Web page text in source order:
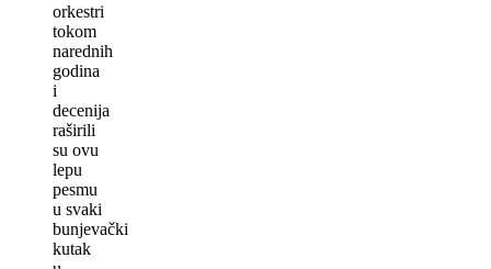
orkestri
tokom
narednih
godina
i
decenija
raširili
su ovu
lepu
pesmu
u svaki
bunjevački
kutak